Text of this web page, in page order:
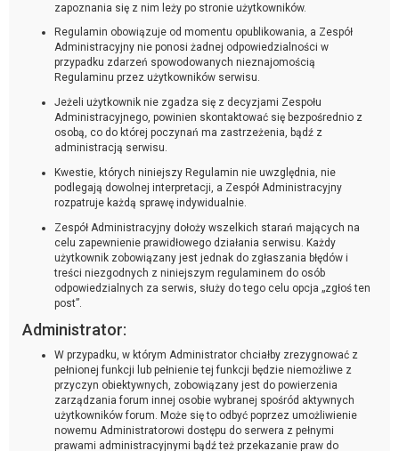
zapoznania się z nim leży po stronie użytkowników.
Regulamin obowiązuje od momentu opublikowania, a Zespół
Administracyjny nie ponosi żadnej odpowiedzialności w
przypadku zdarzeń spowodowanych nieznajomością
Regulaminu przez użytkowników serwisu.
Jeżeli użytkownik nie zgadza się z decyzjami Zespołu
Administracyjnego, powinien skontaktować się bezpośrednio z
osobą, co do której poczynań ma zastrzeżenia, bądź z
administracją serwisu.
Kwestie, których niniejszy Regulamin nie uwzględnia, nie
podlegają dowolnej interpretacji, a Zespół Administracyjny
rozpatruje każdą sprawę indywidualnie.
Zespół Administracyjny dołoży wszelkich starań mających na
celu zapewnienie prawidłowego działania serwisu. Każdy
użytkownik zobowiązany jest jednak do zgłaszania błędów i
treści niezgodnych z niniejszym regulaminem do osób
odpowiedzialnych za serwis, służy do tego celu opcja „zgłoś ten
post”.
Administrator:
W przypadku, w którym Administrator chciałby zrezygnować z
pełnionej funkcji lub pełnienie tej funkcji będzie niemożliwe z
przyczyn obiektywnych, zobowiązany jest do powierzenia
zarządzania forum innej osobie wybranej spośród aktywnych
użytkowników forum. Może się to odbyć poprzez umożliwienie
nowemu Administratorowi dostępu do serwera z pełnymi
prawami administracyjnymi bądź też przekazanie praw do